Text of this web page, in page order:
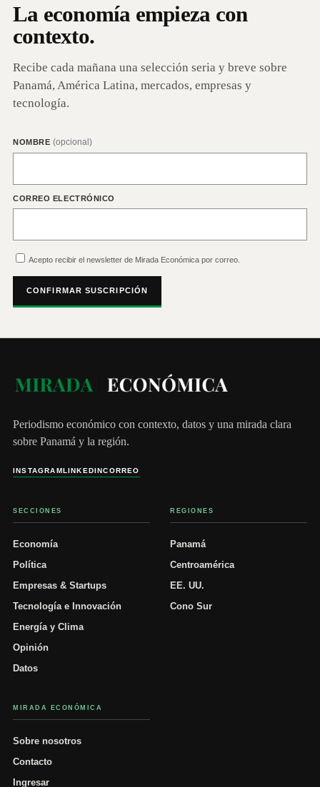
La economía empieza con
contexto.
Recibe cada mañana una selección seria y breve sobre
Panamá, América Latina, mercados, empresas y
tecnología.
NOMBRE (opcional)
CORREO ELECTRÓNICO
Acepto recibir el newsletter de Mirada Económica por correo.
CONFIRMAR SUSCRIPCIÓN
Periodismo económico con contexto, datos y una mirada clara
sobre Panamá y la región.
INSTAGRAMLINKEDINCORREO
SECCIONES
Economía
Política
Empresas & Startups
Tecnología e Innovación
Energía y Clima
Opinión
Datos
REGIONES
Panamá
Centroamérica
EE. UU.
Cono Sur
MIRADA ECONÓMICA
Sobre nosotros
Contacto
Ingresar